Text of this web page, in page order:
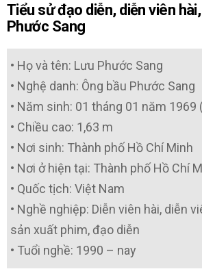
Tiểu sử đạo diễn, diễn viên
Phước Sang
• Họ và tên: Lưu Phước Sang
• Nghệ danh: Ông bầu Phước Sang
• Năm sinh: 01 tháng 01 năm 1969
• Chiều cao: 1,63 m
• Nơi sinh: Thành phố Hồ Chí Minh
• Nơi ở hiện tại: Thành phố Hồ Chí
• Quốc tịch: Việt Nam
• Nghề nghiệp: Diễn viên hài, diễn
sản xuất phim, đạo diễn
• Tuổi nghề: 1990 – nay